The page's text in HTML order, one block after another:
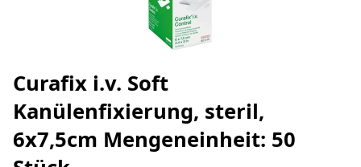
Curafix i.v. Soft
Kanülenfixierung, steril,
6x7,5cm Mengeneinheit: 50